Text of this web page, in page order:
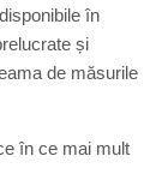
în
și
de măsurile
în ce mai mult